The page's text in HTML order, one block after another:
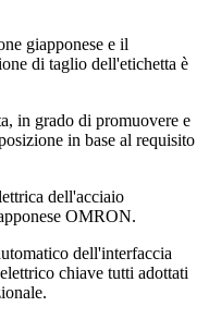
giapponese e il
di taglio dell'etichetta è
in grado di promuovere e
in base al requisito
dell'acciaio
OMRON.
dell'interfaccia
chiave tutti adottati